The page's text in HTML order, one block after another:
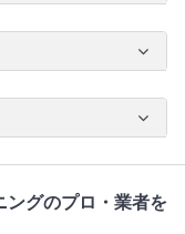
ングのプロ・業者を